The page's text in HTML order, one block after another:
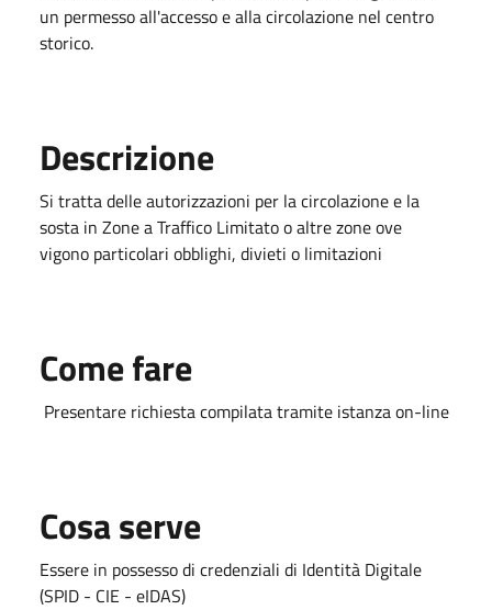
un permesso all'accesso e alla circolazione nel centro
storico.
Descrizione
Si tratta delle autorizzazioni per la circolazione e la
sosta in Zone a Traffico Limitato o altre zone ove
vigono particolari obblighi, divieti o limitazioni
Come fare
Presentare richiesta compilata tramite istanza on-line
Cosa serve
Essere in possesso di credenziali di Identità Digitale
(SPID - CIE - eIDAS)